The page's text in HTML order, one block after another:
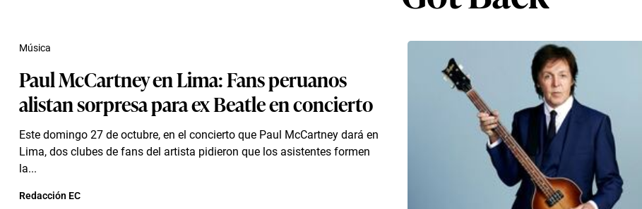
Paul McCartney en Lima: Fans peruanos
alistan sorpresa para ex Beatle en concierto
Este domingo 27 de octubre, en el concierto que Paul McCartney dará en
Lima, dos clubes de fans del artista pidieron que los asistentes formen
la...
Música
Redacción EC